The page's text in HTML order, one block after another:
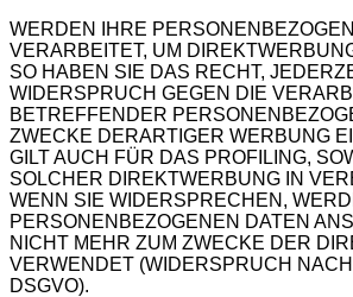
WERDEN IHRE
VERARBEITET, UM
SO HABEN SIE DAS RECHT,
WIDERSPRUCH GEGEN DIE
BETREFFENDER
ZWECKE DERARTIGER WERBUNG
GILT AUCH FÜR DAS PROFILING,
SOLCHER DIREKTWERBUNG IN
WENN SIE WIDERSPRECHEN,
PERSONENBEZOGENEN DATEN
NICHT MEHR ZUM ZWECKE DER
VERWENDET (WIDERSPRUCH NACH
DSGVO).